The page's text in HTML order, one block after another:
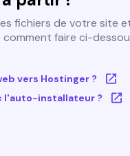
fichiers de votre site
faire ci-
vers Hostinger ?
l'auto-installateur ?